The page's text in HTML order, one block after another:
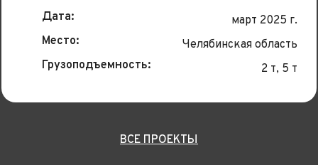
Дата:
март 2025 г.
Место:
Челябинская область
Грузоподъемность:
2 т, 5 т
ВСЕ ПРОЕКТЫ